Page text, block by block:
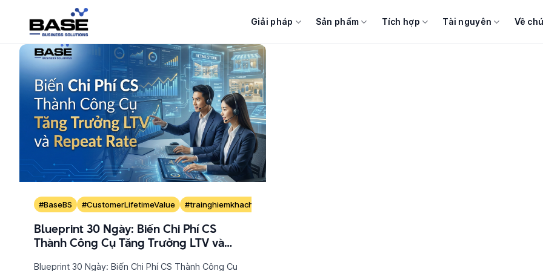
dung
Giải pháp Sản phẩm Tích hợp Tài nguyên Về
#BaseBS #CustomerLifetimeValue #trainghiemkhachhang
Blueprint 30 Ngày: Biến Chi Phí CS
Thành Công Cụ Tăng Trưởng LTV và
Blueprint 30 Ngày: Biến Chi Phí CS Thành Công Cụ